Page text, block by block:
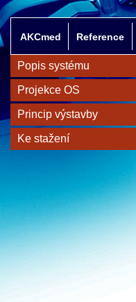
Popis systému
Projekce OS
Princip výstavby
Ke stažení
AKCmed Reference